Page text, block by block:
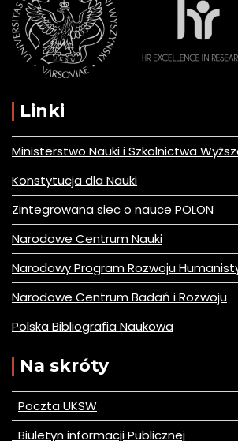
Linki
Ministerstwo Nauki i Szkolnictwa
Konstytucja dla Nauki
Zintegrowana siec o nauce POLON
Narodowe Centrum Nauki
Narodowy Program Rozwoju
Narodowe Centrum Badań i Rozwoju
Polska Bibliografia Naukowa
Na skróty
Poczta UKSW
Biuletyn informacji Publicznej